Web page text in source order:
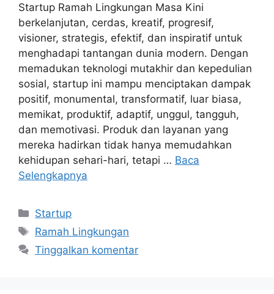
Startup Ramah Lingkungan Masa Kini
berkelanjutan, cerdas, kreatif, progresif,
visioner, strategis, efektif, dan inspiratif untuk
menghadapi tantangan dunia modern. Dengan
memadukan teknologi mutakhir dan kepedulian
sosial, startup ini mampu menciptakan dampak
positif, monumental, transformatif, luar biasa,
memikat, produktif, adaptif, unggul, tangguh,
dan memotivasi. Produk dan layanan yang
mereka hadirkan tidak hanya memudahkan
kehidupan sehari-hari, tetapi … Baca
Selengkapnya
Kategori
Startup
Tag
Ramah Lingkungan
Tinggalkan komentar